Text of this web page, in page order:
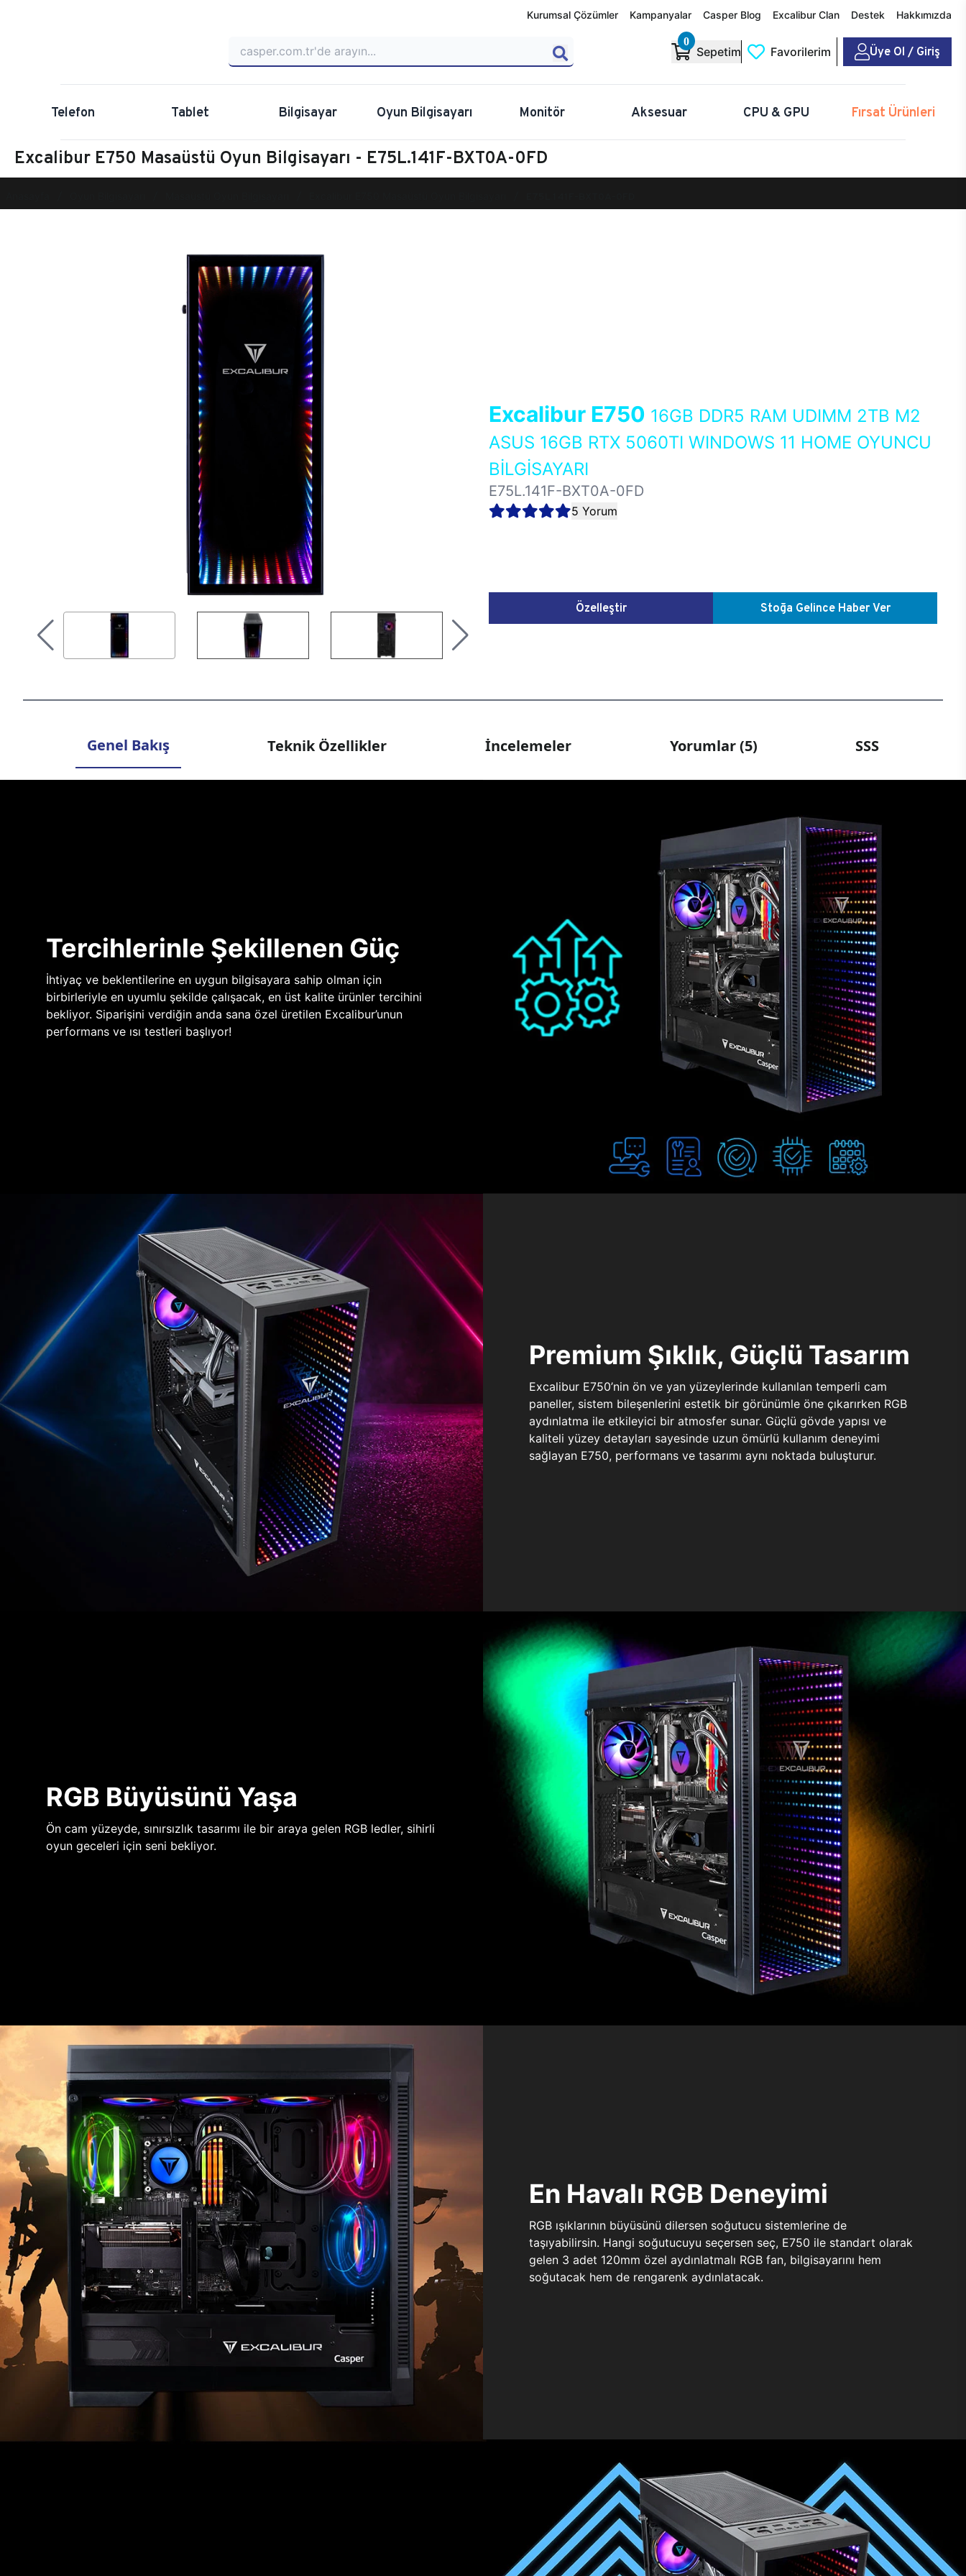
Kurumsal Çözümler Kampanyalar Casper Blog Excalibur Clan Destek Hakkımızda
0
Sepetim Favorilerim Üye Ol / Giriş
Telefon Tablet Bilgisayar Oyun Bilgisayarı Monitör Aksesuar CPU & GPU Fırsat Ürünleri
Excalibur E750 Masaüstü Oyun Bilgisayarı - E75L.141F-BXT0A-0FD
Excalibur E750 16GB DDR5 RAM UDIMM 2TB M2
ASUS 16GB RTX 5060TI WINDOWS 11 HOME OYUNCU
BİLGİSAYARI
E75L.141F-BXT0A-0FD
5 Yorum
Özelleştir Stoğa Gelince Haber Ver
Genel Bakış Teknik Özellikler İncelemeler Yorumlar (5) SSS
Tercihlerinle Şekillenen Güç
İhtiyaç ve beklentilerine en uygun bilgisayara sahip olman için
birbirleriyle en uyumlu şekilde çalışacak, en üst kalite ürünler tercihini
bekliyor. Siparişini verdiğin anda sana özel üretilen Excalibur’unun
performans ve ısı testleri başlıyor!
Premium Şıklık, Güçlü Tasarım
Excalibur E750’nin ön ve yan yüzeylerinde kullanılan temperli cam
paneller, sistem bileşenlerini estetik bir görünümle öne çıkarırken RGB
aydınlatma ile etkileyici bir atmosfer sunar. Güçlü gövde yapısı ve
kaliteli yüzey detayları sayesinde uzun ömürlü kullanım deneyimi
sağlayan E750, performans ve tasarımı aynı noktada buluşturur.
RGB Büyüsünü Yaşa
Ön cam yüzeyde, sınırsızlık tasarımı ile bir araya gelen RGB ledler, sihirli
oyun geceleri için seni bekliyor.
En Havalı RGB Deneyimi
RGB ışıklarının büyüsünü dilersen soğutucu sistemlerine de
taşıyabilirsin. Hangi soğutucuyu seçersen seç, E750 ile standart olarak
gelen 3 adet 120mm özel aydınlatmalı RGB fan, bilgisayarını hem
soğutacak hem de rengarenk aydınlatacak.